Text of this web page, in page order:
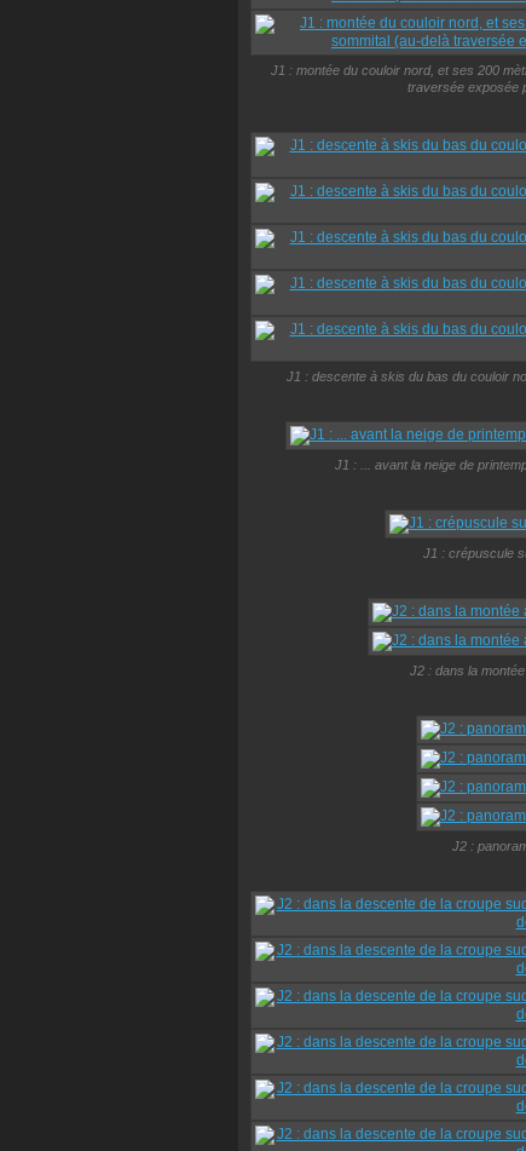
J1 : montée du couloir nord, et ses 200
traversée exposée
J1 : descente à skis du bas du couloir
J1 : ... avant la neige de
J1 : crépuscule
J2 : dans la
J2 :